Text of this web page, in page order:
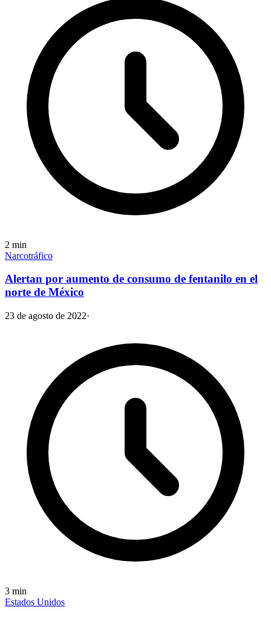
2 min
Narcotráfico
Alertan por aumento de consumo de fentanilo en el
norte de México
23 de agosto de 2022·
3 min
Estados Unidos